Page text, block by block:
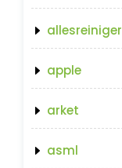
allesreiniger
apple
arket
asml